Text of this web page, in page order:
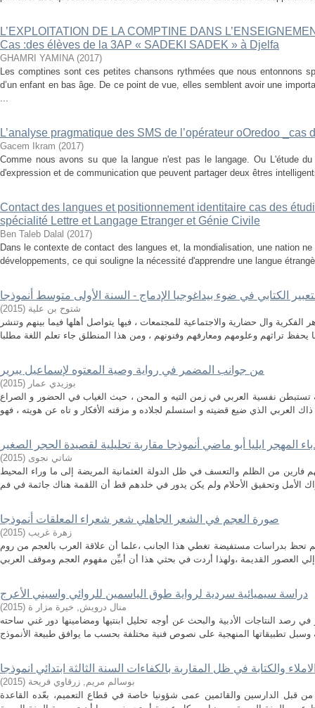
L’EXPLOITATION DE LA COMPTINE DANS
Cas :des élèves de la 3AP « SADEKI SADEK » à Djelfa
GHAMRI YAMINA (2017)
Les comptines sont ces petites chansons rythmées que nous entonnons
d’un enfant en bas âge. De ce point de vue, elles semblent avoir une
...
L’analyse pragmatique des SMS de l’opérateur oOredoo
Gacem Ikram (2017)
Comme nous avons su que la langue n'est pas le langage. Ou L'étude
d'expression et de communication que peuvent partager deux êtres
Contact des langues et positionnement identitaire cas des
spécialité Lettre et Langage Etranger et Génie Civile
Ben Taleb Dalal (2017)
Dans le contexte de contact des langues et, la mondialisation, une nation
développements, ce qui souligne la nécessité d'apprendre une langue
الكتابي في ضوء بیداغوجیا الإدماج - السنة الأولى متوسط أنموذجا
شتوح بن علیة (
2015
)
وال حضارية والاجتماعية للمجتمعات ، فيها يتواصل أهلها فيما بينهم وتنشر
من جوانب المضمر في رواية وصية المعتوه لإسماعيل يبرير
بوزيدي عمار (
2015
)
تستبطن نفسية العربي في زمن التيه و المحن ، حيث الغياب في الحضور و الصراع
المهجر ايليا أبو ماضي أنموذجا مقاربة تحليلية لقصيدة الحجر الصغير
شاتي نجوى (
2015
)
فارين من الظلم والتعسف في ظل الدولة العثمانية المريضة إلى ما وراء المحيط
صورة العجم في الشعر الجاهلي شعر شعراء المعلقات أنموذجا
زهرة غريب (
2015
)
تحظ بدراسات مستفيضة تغطي هذا الجانب ،علما أن علاقة العرب بالعجم من روم
دراسة سيميائية سردية لرواية طوق الياسمين للروائي واسيني الأعرج
منال درويش, خيرة مزار ة (
2015
)
رصد النتاجات الأدبية والبحث عن أوجه تحليل ابنتيها ومضامينها دور غني ساحته
والكتابة في ظل المقاربة بالكفاءات السنة الثالثة ابتدائي انموذجا
بوسالم مريم, زرقاوي فريحة (
2015
)
من قبل الدارسين والقائمين عمى شؤونيا خاصة في قطاع التعميم، بعّده القاعدة